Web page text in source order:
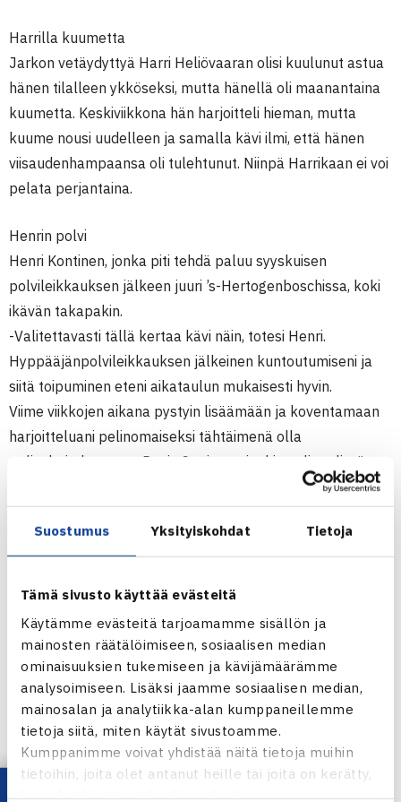
Suostumus Yksityiskohdat Tietoja
Tämä sivusto käyttää evästeitä
Käytämme evästeitä tarjoamamme sisällön ja
mainosten räätälöimiseen, sosiaalisen median
ominaisuuksien tukemiseen ja kävijämäärämme
analysoimiseen. Lisäksi jaamme sosiaalisen median,
mainosalan ja analytiikka-alan kumppaneillemme
tietoja siitä, miten käytät sivustoamme.
Kumppanimme voivat yhdistää näitä tietoja muihin
tietoihin, joita olet antanut heille tai joita on kerätty,
kun olet käyttänyt heidän palvelujaan.
Harrilla kuumetta
Jarkon vetäydyttyä Harri Heliövaaran olisi kuulunut astua
hänen tilalleen ykköseksi, mutta hänellä oli maanantaina
kuumetta. Keskiviikkona hän harjoitteli hieman, mutta
kuume nousi uudelleen ja samalla kävi ilmi, että hänen
viisaudenhampaansa oli tulehtunut. Niinpä Harrikaan ei voi
pelata perjantaina.
Henrin polvi
Henri Kontinen, jonka piti tehdä paluu syyskuisen
polvileikkauksen jälkeen juuri ’s-Hertogenboschissa, koki
ikävän takapakin.
-Valitettavasti tällä kertaa kävi näin, totesi Henri.
Hyppääjänpolvileikkauksen jälkeinen kuntoutumiseni ja
siitä toipuminen eteni aikataulun mukaisesti hyvin.
Viime viikkojen aikana pystyin lisäämään ja koventamaan
harjoitteluani pelinomaiseksi tähtäimenä olla
pelivalmiudessa nyt Davis Cupissa, ainakin nelinpelissä.
– Vasemman jalan voimataso ei kuitenkaan ehtinyt
palautua 100 % tasolle ja siitä johtuen myös syyskuun
lopussa operoitu jänne joutui ylikuormitetuksi ja siitä taas
seurasi jänteen kipeytyminen. Nyt sitten ei ole mitään
tarkkaa aikarajaa jolloin jalkani ”pitäisi” olla pelikunnossa.
palaamiseni siirtyminen mahdollistaa myös sitten aikanaan
ns. suojatun rankingin käyttämisen.
Timo Nieminen nousi joukkueen ykköseksi.
-Taidanpa olla vähinten loukkaantunut tai kipeä, heitti
Timo huumorilla.
Juho Paukku sai pikakutsun joukkueeseen ja pelaa